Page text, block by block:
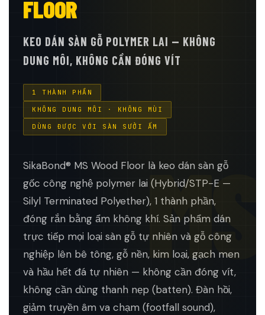
MS
FLOOR
KEO DÁN SÀN GỖ POLYMER LAI — KHÔNG
DUNG MÔI, KHÔNG CẦN ĐÓNG VÍT
1 THÀNH PHẦN
KHÔNG DUNG MÔI · KHÔNG MÙI
DÙNG ĐƯỢC VỚI SÀN SƯỞI ẤM
SikaBond® MS Wood Floor là keo dán sàn gỗ
gốc công nghệ polymer lai (Hybrid/STP-E —
Silyl Terminated Polyether), 1 thành phần,
đóng rắn bằng ẩm không khí. Sản phẩm dán
trực tiếp mọi loại sàn gỗ tự nhiên và gỗ công
nghiệp lên bê tông, gỗ nền, kim loại, gạch men
và hầu hết đá tự nhiên — không cần đóng vít,
không cần dùng thanh nẹp (batten). Đàn hồi,
giảm truyền âm va chạm (footfall sound),